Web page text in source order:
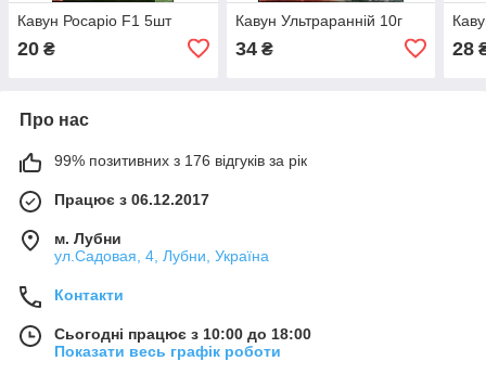
Кавун Росаріо F1 5шт
20 ₴
Кавун Ультраранній 10г
34₴ 28
Про нас
99% позитивних з 176 відгуків за рік
Працює з 06.12.2017
м. Лубни
ул.Садовая, 4, Лубни, Україна
Контакти
Сьогодні працює з 10:00 до 18:00
Показати весь графік роботи